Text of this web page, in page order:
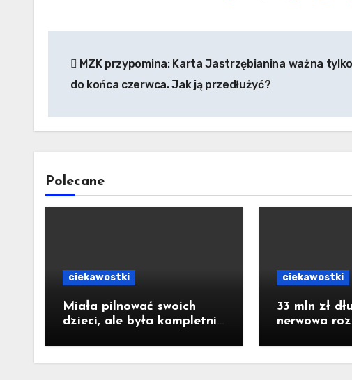
wpisuMZK przypomina: Karta Jastrzębianina ważna tylko
do końca czerwca. Jak ją przedłużyć?
Polecane
ciekawostki
Miała pilnować swoich
dzieci, ale była kompletnie
Jastrzębia-Zdroju miała
2,6 promila alkoholu
ciekawostki
33 mln zł
nerwowa
strachu.
publikuje